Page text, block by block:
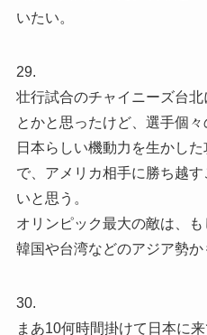
いたい。
29.
壮行試合のチャイニーズ台
とかと思ったけど、選手個々
日本らしい機動力を生かし
で、アメリカ相手に勝ち越
いと思う。
オリンピック最大の敵は、
韓国や台湾などのアジア勢か
30.
まあ10何時間掛けて日本に